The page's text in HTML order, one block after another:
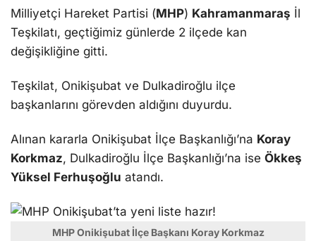
Milliyetçi Hareket Partisi (MHP) Kahramanmaraş İl
Teşkilatı, geçtiğimiz günlerde 2 ilçede kan
değişikliğine gitti.
Teşkilat, Onikişubat ve Dulkadiroğlu ilçe
başkanlarını görevden aldığını duyurdu.
Alınan kararla Onikişubat İlçe Başkanlığı’na Koray
Korkmaz, Dulkadiroğlu İlçe Başkanlığı’na ise Ökkeş
Yüksel Ferhuşoğlu atandı.
MHP Onikişubat İlçe Başkanı Koray Korkmaz